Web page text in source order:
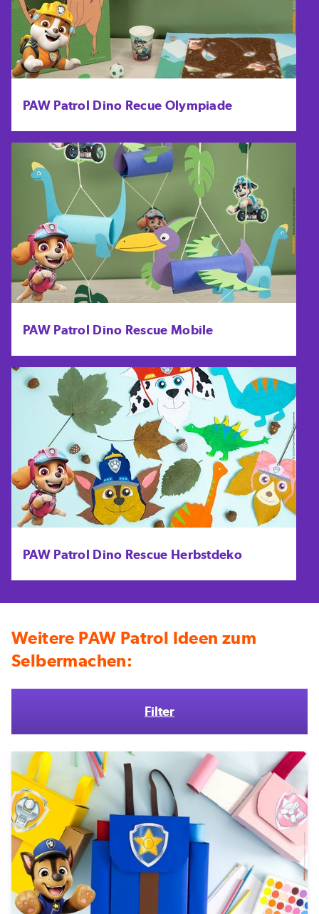
PAW Patrol Dino Recue Olympiade
PAW Patrol Dino Rescue Mobile
PAW Patrol Dino Rescue Herbstdeko
Weitere PAW Patrol Ideen zum
Selbermachen:
Filter